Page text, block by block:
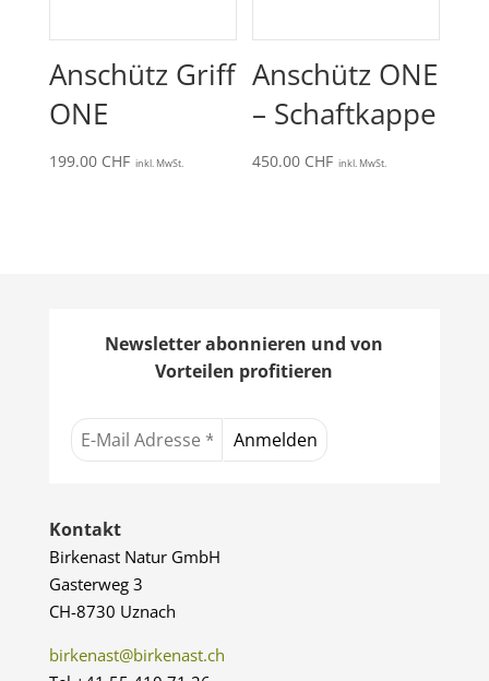
Anschütz Griff
ONE
199.00 CHF inkl. MwSt.
Anschütz ONE
– Schaftkappe
450.00 CHF inkl. MwSt.
Newsletter abonnieren und von
Vorteilen profitieren
Kontakt
Birkenast Natur GmbH
Gasterweg 3
CH-8730 Uznach
birkenast@birkenast.ch